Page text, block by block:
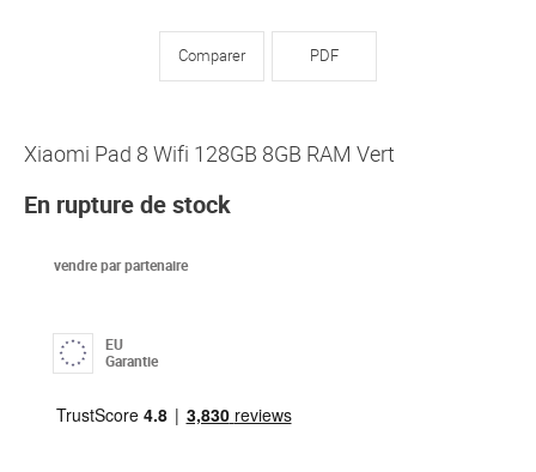
Comparer PDF
Xiaomi Pad 8 Wifi 128GB 8GB RAM Vert
En rupture de stock
vendre par partenaire
EU
Garantie